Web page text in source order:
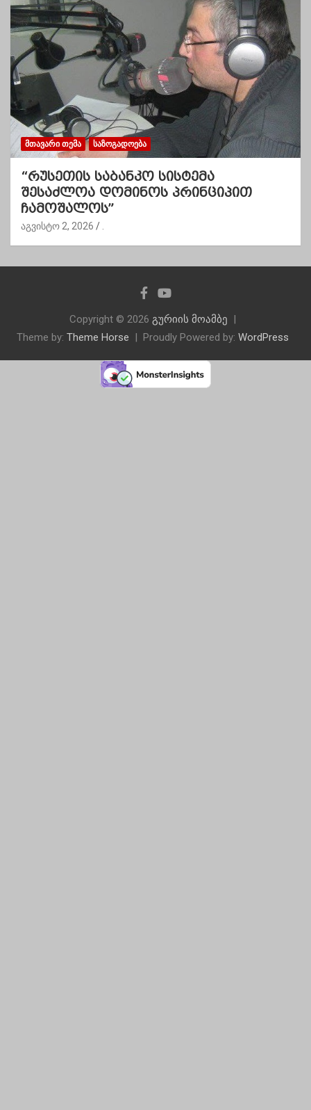
ᲛᲗᲐᲕᲐᲠᲘ ᲗᲔᲛᲐ ᲡᲐᲖᲝᲒᲐᲓᲝᲔᲑᲐ
“რუსეთის საბანკო სისტემა
შესაძლოა დომინოს პრინციპით
ჩამოშალოს”
აგვისტო 2, 2026 .
Copyright © 2026 გურიის მოამბე
Theme by: Theme Horse Proudly Powered by: WordPress